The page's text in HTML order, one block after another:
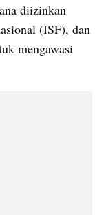
diizinkan
(ISF), dan
mengawasi